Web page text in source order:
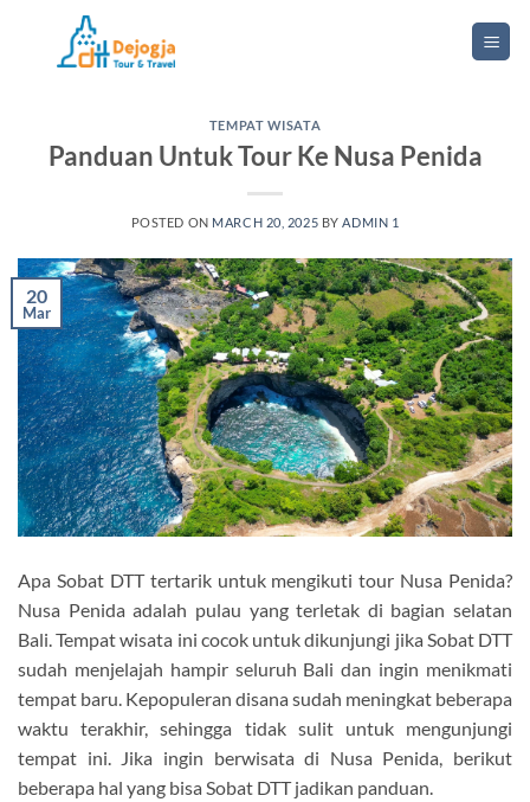
content
TEMPAT WISATA
Panduan Untuk Tour Ke Nusa Penida
POSTED ON MARCH 20, 2025 BY ADMIN 1
20
Mar
Apa Sobat DTT tertarik untuk mengikuti tour Nusa Penida?
Nusa Penida adalah pulau yang terletak di bagian selatan
Bali. Tempat wisata ini cocok untuk dikunjungi jika Sobat DTT
sudah menjelajah hampir seluruh Bali dan ingin menikmati
tempat baru. Kepopuleran disana sudah meningkat beberapa
waktu terakhir, sehingga tidak sulit untuk mengunjungi
tempat ini. Jika ingin berwisata di Nusa Penida, berikut
beberapa hal yang bisa Sobat DTT jadikan panduan.